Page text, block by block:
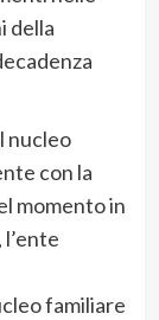
della
nucleo
con la
momento in
familiare